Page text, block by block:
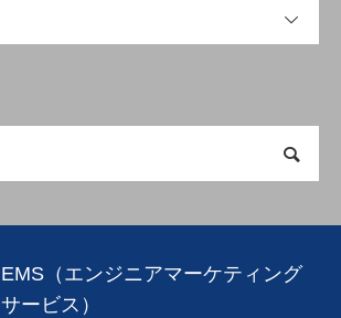
EMS（エンジニアマーケティング
サービス）